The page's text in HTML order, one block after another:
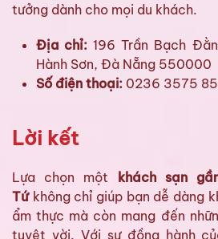
tưởng dành cho mọi du khách.
Địa chỉ: 196 Trần Bạch
Hành Sơn, Đà Nẵng 550000
Số điện thoại: 0236 3575
Lời kết
Lựa chọn một khách sạn
Tứkhông chỉ giúp bạn dễ dàng
ẩm thực mà còn mang đến
tuyệt vời. Với sự đồng hành